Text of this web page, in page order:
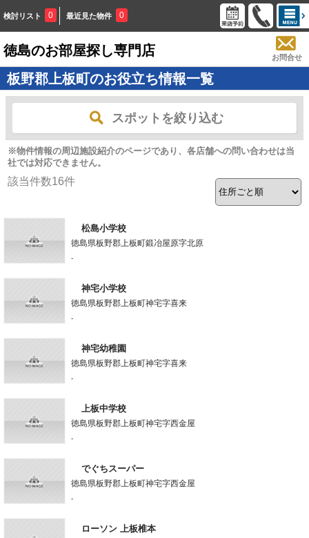
検討リスト 0 最近見た物件 0
徳島のお部屋探し専門店 お問合せ
板野郡上板町のお役立ち情報一覧
スポットを絞り込む
※物件情報の周辺施設紹介のページであり、各店舗への問い合わせは当
社では対応できません。
該当件数16件
松島小学校
徳島県板野郡上板町鍛冶屋原字北原
-
神宅小学校
徳島県板野郡上板町神宅字喜来
-
神宅幼稚園
徳島県板野郡上板町神宅字喜来
-
上板中学校
徳島県板野郡上板町神宅字西金屋
-
でぐちスーパー
徳島県板野郡上板町神宅字西金屋
-
ローソン 上板椎本